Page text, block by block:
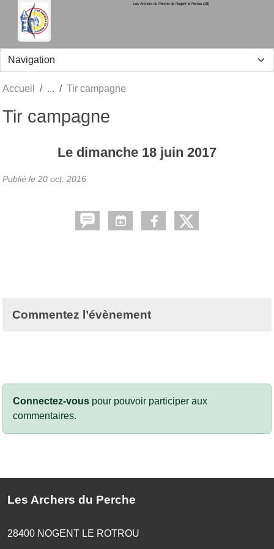
Les Archers du Perche de Nogent le Rotrou (28)
Accueil Tir campagne
Tir campagne
Le dimanche 18 juin 2017
Publié le 20 oct. 2016
Commentez l’évènement
Connectez-vous pour pouvoir participer aux
commentaires.
Les Archers du Perche
28400 NOGENT LE ROTROU
Panneau de gestion des cookies